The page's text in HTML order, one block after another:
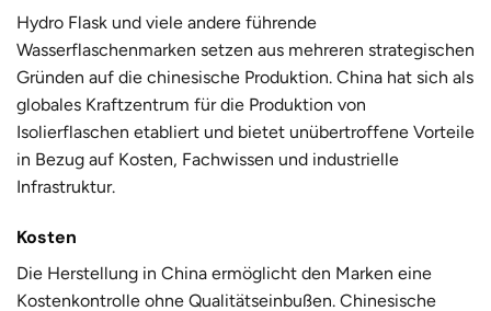
Hydro Flask und viele andere führende
Wasserflaschenmarken setzen aus mehreren strategischen
Gründen auf die chinesische Produktion. China hat sich als
globales Kraftzentrum für die Produktion von
Isolierflaschen etabliert und bietet unübertroffene Vorteile
in Bezug auf Kosten, Fachwissen und industrielle
Infrastruktur.
Kosten
Die Herstellung in China ermöglicht den Marken eine
Kostenkontrolle ohne Qualitätseinbußen. Chinesische